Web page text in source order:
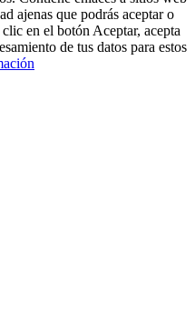
ajenas que podrás aceptar o
en el botón Aceptar, acepta
de tus datos para estos